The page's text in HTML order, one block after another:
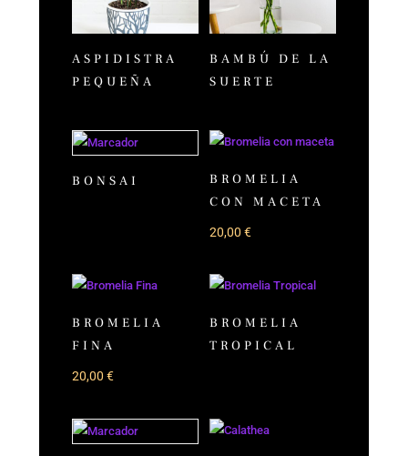
ASPIDISTRA
PEQUEÑA
BAMBÚ DE LA
SUERTE
BONSAI
BROMELIA
CON MACETA
20,00 €
BROMELIA
FINA
20,00 €
BROMELIA
TROPICAL